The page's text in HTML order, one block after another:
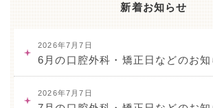
新着お知らせ
2026年7月7日
6月の口腔外科・矯正日などのお知
2026年7月7日